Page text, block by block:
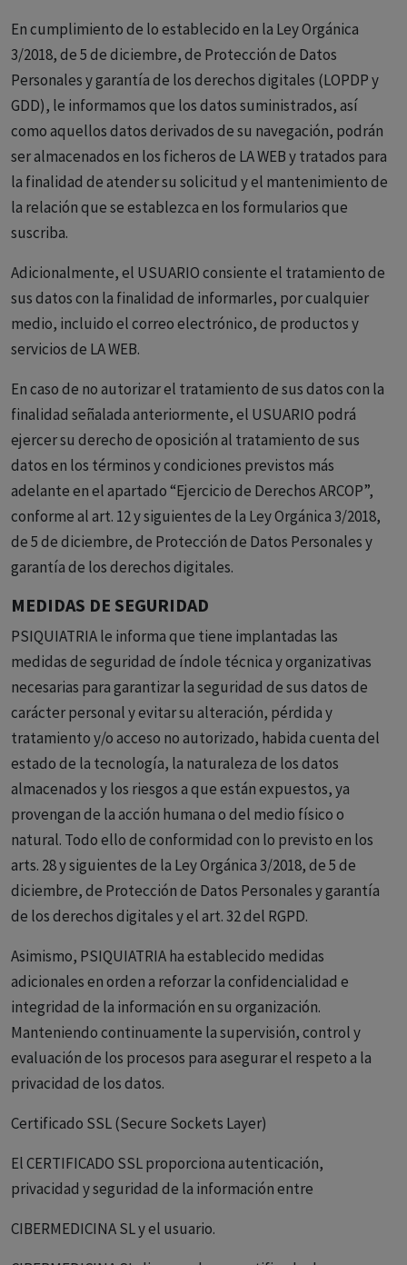
En cumplimiento de lo establecido en la Ley Orgánica
3/2018, de 5 de diciembre, de Protección de Datos
Personales y garantía de los derechos digitales (LOPDP y
GDD), le informamos que los datos suministrados, así
como aquellos datos derivados de su navegación, podrán
ser almacenados en los ficheros de LA WEB y tratados para
la finalidad de atender su solicitud y el mantenimiento de
la relación que se establezca en los formularios que
suscriba.
Adicionalmente, el USUARIO consiente el tratamiento de
sus datos con la finalidad de informarles, por cualquier
medio, incluido el correo electrónico, de productos y
servicios de LA WEB.
En caso de no autorizar el tratamiento de sus datos con la
finalidad señalada anteriormente, el USUARIO podrá
ejercer su derecho de oposición al tratamiento de sus
datos en los términos y condiciones previstos más
adelante en el apartado “Ejercicio de Derechos ARCOP”,
conforme al art. 12 y siguientes de la Ley Orgánica 3/2018,
de 5 de diciembre, de Protección de Datos Personales y
garantía de los derechos digitales.
MEDIDAS DE SEGURIDAD
PSIQUIATRIA le informa que tiene implantadas las
medidas de seguridad de índole técnica y organizativas
necesarias para garantizar la seguridad de sus datos de
carácter personal y evitar su alteración, pérdida y
tratamiento y/o acceso no autorizado, habida cuenta del
estado de la tecnología, la naturaleza de los datos
almacenados y los riesgos a que están expuestos, ya
provengan de la acción humana o del medio físico o
natural. Todo ello de conformidad con lo previsto en los
arts. 28 y siguientes de la Ley Orgánica 3/2018, de 5 de
diciembre, de Protección de Datos Personales y garantía
de los derechos digitales y el art. 32 del RGPD.
Asimismo, PSIQUIATRIA ha establecido medidas
adicionales en orden a reforzar la confidencialidad e
integridad de la información en su organización.
Manteniendo continuamente la supervisión, control y
evaluación de los procesos para asegurar el respeto a la
privacidad de los datos.
Certificado SSL (Secure Sockets Layer)
El CERTIFICADO SSL proporciona autenticación,
privacidad y seguridad de la información entre
CIBERMEDICINA SL y el usuario.